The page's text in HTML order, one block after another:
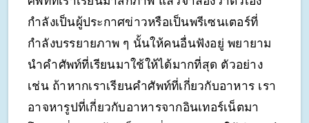
กำลังเป็นผู้ประกาศข่าวหรือเป็นพรีเซนเตอร์ที่
กำลังบรรยายภาพ ๆ นั้นให้คนอื่นฟังอยู่ พยายาม
นำคำศัพท์ที่เรียนมาใช้ให้ได้มากที่สุด ตัวอย่าง
เช่น ถ้าหากเราเรียนคำศัพท์ที่เกี่ยวกับอาหาร เรา
อาจหารูปที่เกี่ยวกับอาหารจากอินเทอร์เน็ตมา